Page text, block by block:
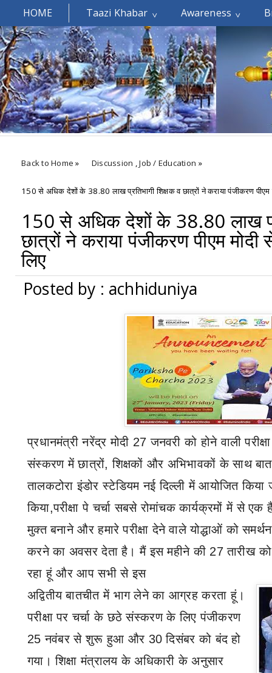
HOME Taazi Khabar Awareness
Welcomes You.....
Back to Home » Discussion ,Job / Education »
150 से अधिक देशों के 38.80 लाख प्रतिभागी शिक्षक व छात्रों ने कराया पंजीकरण पीएम
150 से अधिक देशों के 38.80 लाख
छात्रों ने कराया पंजीकरण पीएम मोदी
लिए
Posted by : achhiduniya
प्रधानमंत्री नरेंद्र मोदी 27जनवरी को होने वाली
संस्करण में छात्रों,शिक्षकों और अभिभावकों के साथ
तालकटोरा इंडोर स्टेडियम नई दिल्ली में आयोजित किया
किया,परीक्षा पे चर्चा सबसे रोमांचक कार्यक्रमों में से एक
मुक्त बनाने और हमारे परीक्षा देने वाले योद्धाओं को
करने का अवसर देता है। मैं इस महीने की 27तारीख को
रहा हूं और आप सभी से इस
अद्वितीय बातचीत में भाग लेने का आग्रह करता हूं।
परीक्षा पर चर्चा के छठे संस्करण के लिए पंजीकरण
25 नवंबर से शुरू हुआ और 30 दिसंबर को बंद हो
गया। शिक्षा मंत्रालय के अधिकारी के अनुसार